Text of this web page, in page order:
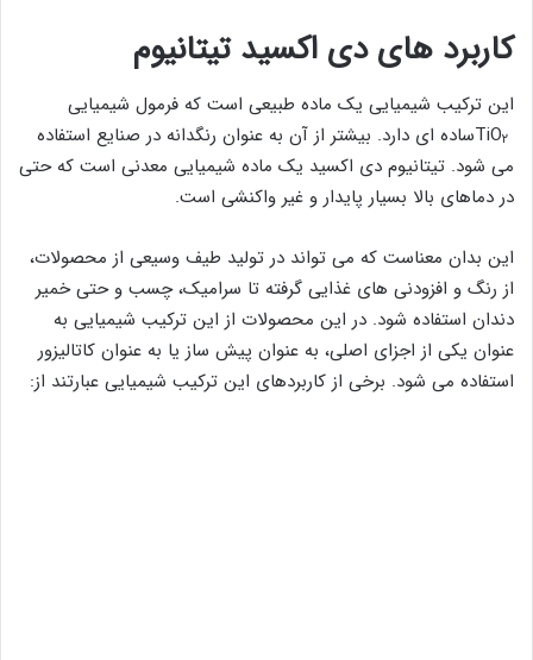
کاربرد های دی اکسید تیتانیوم
این ترکیب شیمیایی یک ماده طبیعی است که فرمول شیمیایی
۲
ساده ای دارد. بیشتر از آن به عنوان رنگدانه در صنایع استفاده
می شود. تیتانیوم دی اکسید یک ماده شیمیایی معدنی است که حتی
در دماهای بالا بسیار پایدار و غیر واکنشی است.
این بدان معناست که می تواند در تولید طیف وسیعی از محصولات،
از رنگ و افزودنی های غذایی گرفته تا سرامیک، چسب و حتی خمیر
دندان استفاده شود. در این محصولات از این ترکیب شیمیایی به
عنوان یکی از اجزای اصلی، به عنوان پیش ساز یا به عنوان کاتالیزور
استفاده می شود. برخی از کاربردهای این ترکیب شیمیایی عبارتند از: